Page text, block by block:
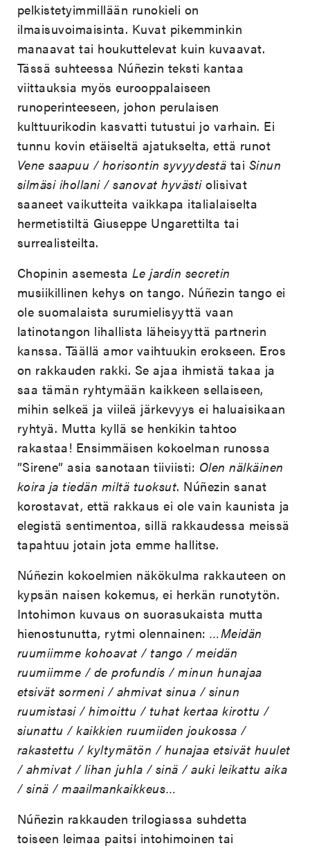
pelkistetyimmillään runokieli on
ilmaisuvoimaisinta. Kuvat pikemminkin
manaavat tai houkuttelevat kuin kuvaavat.
Tässä suhteessa Núñezin teksti kantaa
viittauksia myös eurooppalaiseen
runoperinteeseen, johon perulaisen
kulttuurikodin kasvatti tutustui jo varhain. Ei
tunnu kovin etäiseltä ajatukselta, että runot
Vene saapuu / horisontin syvyydestä tai Sinun
silmäsi ihollani / sanovat hyvästiolisivat
saaneet vaikutteita vaikkapa italialaiselta
hermetistiltä Giuseppe Ungarettilta tai
surrealisteilta.
Chopinin asemesta Le jardin secretin
musiikillinen kehys on tango. Núñezin tango ei
ole suomalaista surumielisyyttä vaan
latinotangon lihallista läheisyyttä partnerin
kanssa. Täällä amor vaihtuukin erokseen. Eros
on rakkauden rakki. Se ajaa ihmistä takaa ja
saa tämän ryhtymään kaikkeen sellaiseen,
mihin selkeä ja viileä järkevyys ei haluaisikaan
ryhtyä. Mutta kyllä se henkikin tahtoo
rakastaa! Ensimmäisen kokoelman runossa
”Sirene” asia sanotaan tiiviisti: Olen nälkäinen
koira ja tiedän miltä tuoksut. Núñezin sanat
korostavat, että rakkaus ei ole vain kaunista ja
elegistä sentimentoa, sillä rakkaudessa meissä
tapahtuu jotain jota emme hallitse.
Núñezin kokoelmien näkökulma rakkauteen on
kypsän naisen kokemus, ei herkän runotytön.
Intohimon kuvaus on suorasukaista mutta
hienostunutta, rytmi olennainen:…Meidän
ruumiimme kohoavat / tango / meidän
ruumiimme / de profundis / minun hunajaa
etsivät sormeni / ahmivat sinua / sinun
ruumistasi / himoittu / tuhat kertaa kirottu /
siunattu / kaikkien ruumiiden joukossa /
rakastettu / kyltymätön / hunajaa etsivät huulet
/ ahmivat / lihan juhla / sinä / auki leikattu aika
/ sinä / maailmankaikkeus…
Núñezin rakkauden trilogiassa suhdetta
toiseen leimaa paitsi intohimoinen tai